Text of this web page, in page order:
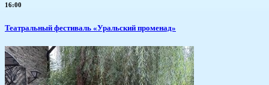
16:00
Театральный фестиваль «Уральский променад»